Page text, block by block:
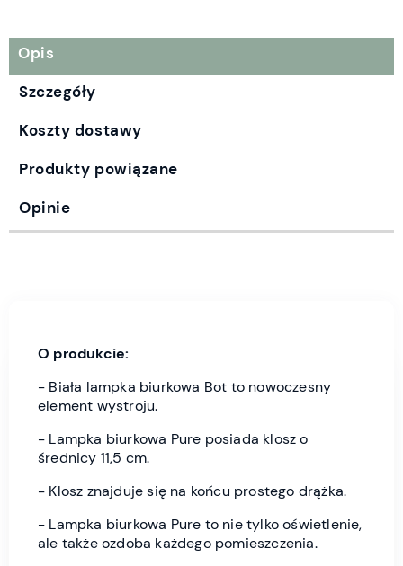
Opis
Szczegóły
Koszty dostawy
Produkty powiązane
Opinie
O produkcie:
- Biała lampka biurkowa Bot to nowoczesny
element wystroju.
- Lampka biurkowa Pure posiada klosz o
średnicy 11,5 cm.
- Klosz znajduje się na końcu prostego drążka.
- Lampka biurkowa Pure to nie tylko oświetlenie,
ale także ozdoba każdego pomieszczenia.